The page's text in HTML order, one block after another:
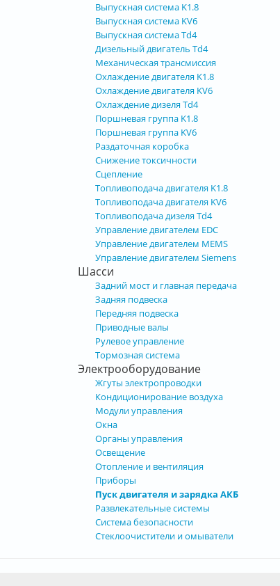
Выпускная система K1.8
Выпускная система KV6
Выпускная система Td4
Дизельный двигатель Td4
Механическая трансмиссия
Охлаждение двигателя K1.8
Охлаждение двигателя KV6
Охлаждение дизеля Td4
Поршневая группа K1.8
Поршневая группа KV6
Раздаточная коробка
Снижение токсичности
Сцепление
Топливоподача двигателя K1.8
Топливоподача двигателя KV6
Топливоподача дизеля Td4
Управление двигателем EDC
Управление двигателем MEMS
Управление двигателем Siemens
Шасси
Задний мост и главная передача
Задняя подвеска
Передняя подвеска
Приводные валы
Рулевое управление
Тормозная система
Электрооборудование
Жгуты электропроводки
Кондиционирование воздуха
Модули управления
Окна
Органы управления
Освещение
Отопление и вентиляция
Приборы
Пуск двигателя и зарядка АКБ
Развлекательные системы
Система безопасности
Стеклоочистители и омыватели